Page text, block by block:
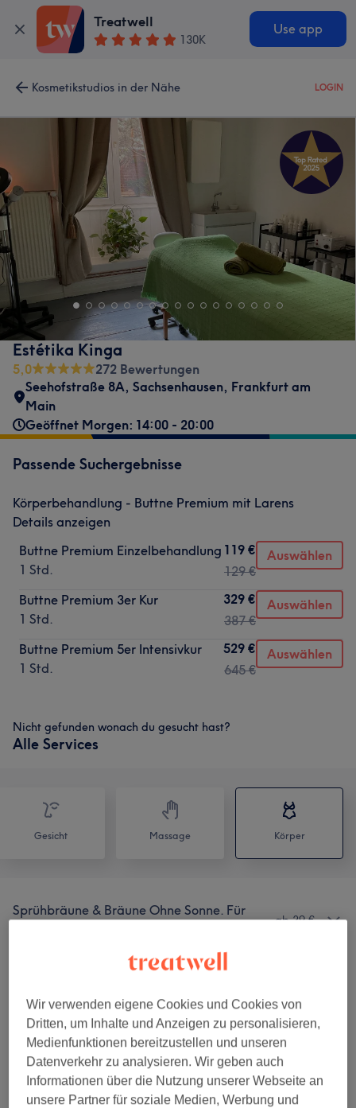
Treatwell
130K
Use app
Kosmetikstudios in der Nähe LOGIN
Estétika Kinga
5,0
272 Bewertungen
Seehofstraße 8A, Sachsenhausen, Frankfurt am
Main
Geöffnet Morgen: 14:00 - 20:00
Passende Suchergebnisse
Körperbehandlung - Buttne Premium mit Larens
Details anzeigen
Buttne Premium Einzelbehandlung
1 Std.
119 €
129 €
Auswählen
Buttne Premium 3er Kur
1 Std.
329 €
387 €
Auswählen
Buttne Premium 5er Intensivkur
1 Std.
529 €
645 €
Auswählen
Nicht gefunden wonach du gesucht hast?
Alle Services
Gesicht Massage Körper
Sprühbräune & Bräune Ohne Sonne. Für
ab 39 €
Körperbehandlungen 11)
Massagen Für Frauen Und Männer
Geeignet (2)
ab 29 €
Unsere Arbeit
Bild anklicken für weitere Details
Wir verwenden eigene Cookies und Cookies von
Dritten, um Inhalte und Anzeigen zu personalisieren,
Medienfunktionen bereitzustellen und unseren
Datenverkehr zu analysieren. Wir geben auch
Informationen über die Nutzung unserer Webseite an
unsere Partner für soziale Medien, Werbung und